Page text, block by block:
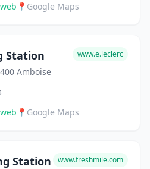
📍 Google Maps
Station
Amboise
www.e.leclerc
📍 Google Maps
Station www.freshmile.com